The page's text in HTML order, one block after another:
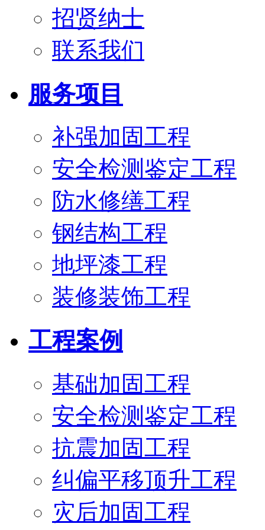
招贤纳士
联系我们
服务项目
补强加固工程
安全检测鉴定工程
防水修缮工程
钢结构工程
地坪漆工程
装修装饰工程
工程案例
基础加固工程
安全检测鉴定工程
抗震加固工程
纠偏平移顶升工程
灾后加固工程